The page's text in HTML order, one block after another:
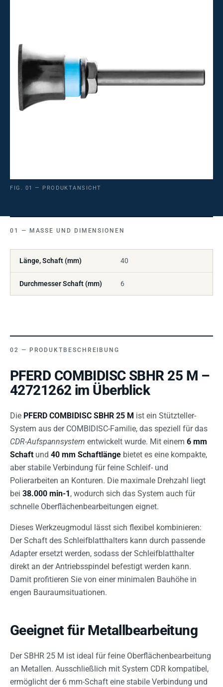
FIG. 01 — PRODUKTANSICHT
MASSE UND DIMENSIONEN
Länge, Schaft (mm) 40
Durchmesser Schaft (mm) 6
PRODUKTBESCHREIBUNG
PFERD COMBIDISC SBHR 25 M –
42721262 im Überblick
Die PFERD COMBIDISC SBHR 25 M ist ein Stützteller-
System aus der COMBIDISC-Familie, das speziell für das
CDR-Aufspannsystem entwickelt wurde. Mit einem 6 mm
Schaft und 40 mm Schaftlänge bietet es eine kompakte,
aber stabile Verbindung für feine Schleif- und
Polierarbeiten an Konturen. Die maximale Drehzahl liegt
bei 38.000 min-1, wodurch sich das System auch für
schnelle Oberflächenbearbeitungen eignet.
Dieses Werkzeugmodul lässt sich flexibel kombinieren:
Der Schaft des Schleifblatthalters kann durch passende
Adapter ersetzt werden, sodass der Schleifblatthalter
direkt an der Antriebsspindel befestigt werden kann.
Damit profitieren Sie von einer minimalen Bauhöhe in
engen Bauraumsituationen.
Geeignet für Metallbearbeitung
Der SBHR 25 M ist ideal für feine Oberflächenbearbeitung
an Metallen. Ausschließlich mit System CDR kompatibel,
ermöglicht der 6 mm-Schaft eine stabile Verbindung und